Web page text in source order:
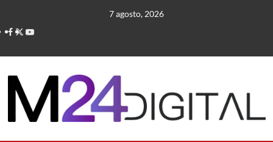
contenido
7 agosto, 2026